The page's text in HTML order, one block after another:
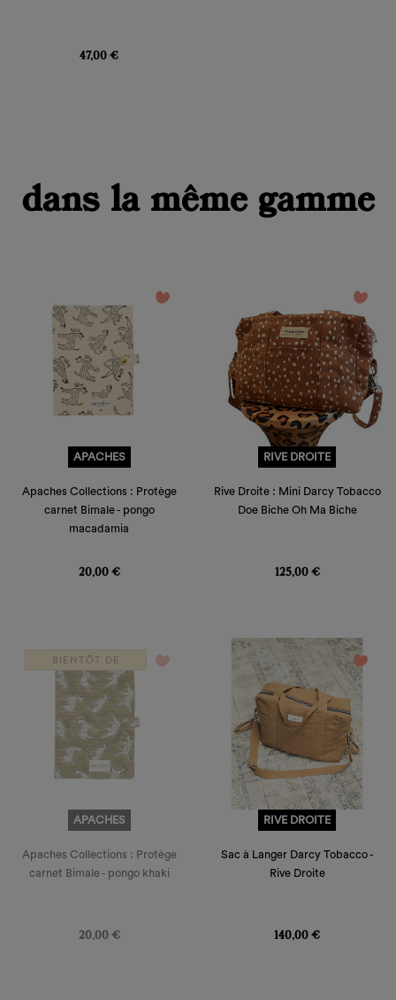
47,00 €
dans la même gamme
favorite_border
APACHES
Apaches Collections : Protège
carnet Bimale - pongo
macadamia
20,00 €
favorite_border
RIVE DROITE
Rive Droite : Mini Darcy Tobacco
Doe Biche Oh Ma Biche
125,00 €
BIENTÔT DE
RETOUR
favorite_border
APACHES
Apaches Collections : Protège
carnet Bimale - pongo khaki
20,00 €
favorite_border
RIVE DROITE
Sac à Langer Darcy Tobacco -
Rive Droite
140,00 €